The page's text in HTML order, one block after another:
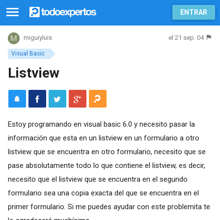
ENTRAR
Visual Basic
miguiyluis el 21 sep. 04
Listview
Estoy programando en visual basic 6.0 y necesito pasar la
información que esta en un listview en un formulario a otro
listview que se encuentra en otro formulario, necesito que se
pase absolutamente todo lo que contiene el listview, es decir,
necesito que el listview que se encuentra en el segundo
formulario sea una copia exacta del que se encuentra en el
primer formulario. Si me puedes ayudar con este problemita te